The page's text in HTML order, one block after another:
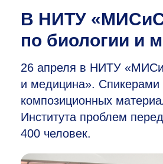
В НИТУ
по биологии и
26 апреля в НИТУ
и медицина». Спикерами
композиционных
Института проблем
400 человек.